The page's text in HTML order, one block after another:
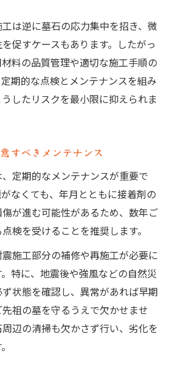
は逆に墓石の応力集中を招き、微
促すケースもあります。したがっ
料の品質管理や適切な施工手順の
期的な点検とメンテナンスを組み
したリスクを最小限に抑えられま
すべきメンテナンス
定期的なメンテナンスが重要で
なくても、年月とともに接着剤の
が進む可能性があるため、数年ご
検を受けることを推奨します。
施工部分の補修や再施工が必要に
特に、地震後や強風などの自然災
状態を確認し、異常があれば早期
祖の墓を守るうえで欠かせませ
辺の清掃も欠かさず行い、劣化を